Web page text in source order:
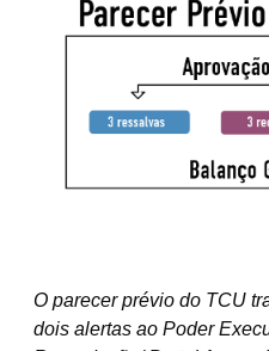
O parecer prévio do TCU
dois alertas ao Poder